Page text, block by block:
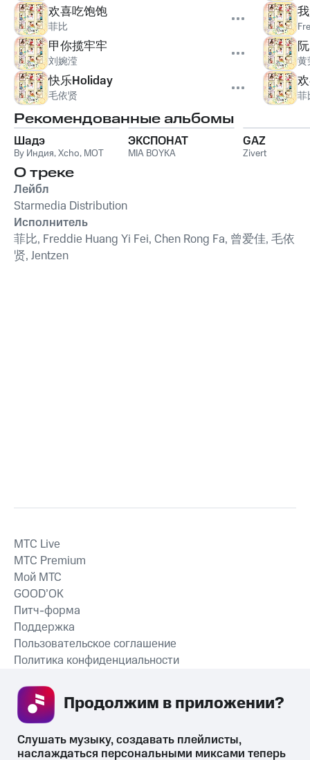
欢喜吃饱饱
菲比
甲你揽牢牢
刘婉滢
快乐Holiday
毛依贤
黄
菲
Рекомендованные альбомы
Шадэ
By Индия,Xcho, MOT
ЭКСПОНАТ
MIA BOYKA
GAZ
Zivert
О треке
Лейбл
Starmedia Distribution
Исполнитель
菲比, Freddie Huang Yi Fei, Chen Rong Fa, 曾爱佳, 毛依
贤, Jentzen
СКАЧАТЬ ПРИЛОЖЕНИЕ
MTС Live
MTС Premium
Мой МТС
GOOD’OK
Питч-форма
Поддержка
Пользовательское соглашение
Политика конфиденциальности
Слушать музыку, создавать плейлисты,
наслаждаться персональными миксами теперь